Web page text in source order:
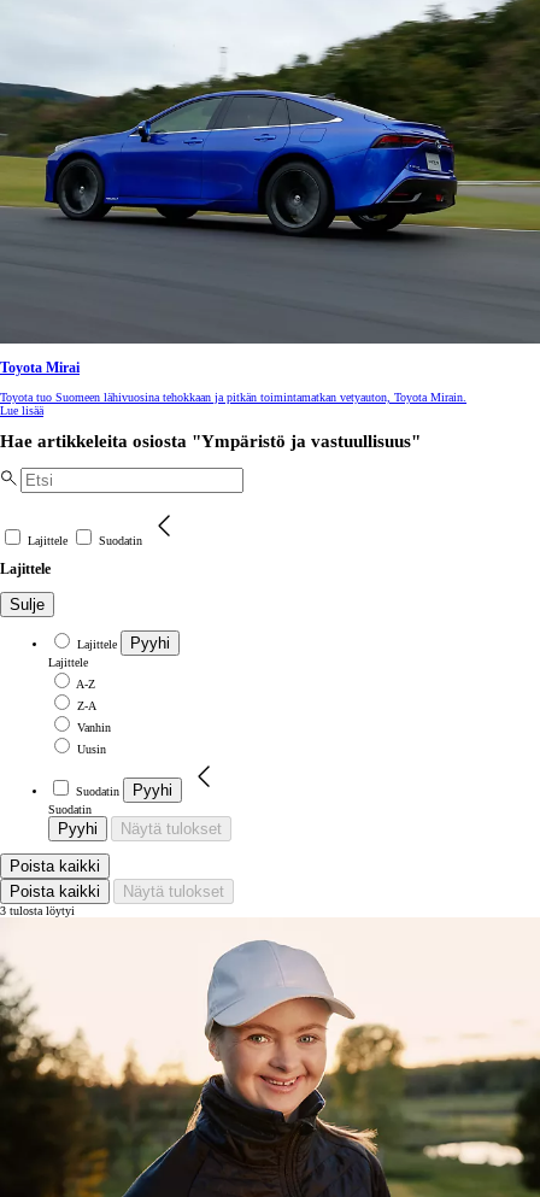
Toyota Mirai
Toyota tuo Suomeen lähivuosina tehokkaan ja pitkän toimintamatkan vetyauton, Toyota Mirain.
Lue lisää
Hae artikkeleita osiosta "Ympäristö ja vastuullisuus"
Lajittele Suodatin
Lajittele
Sulje
Lajittele Pyyhi
Lajittele
A-Z
Z-A
Vanhin
Uusin
Suodatin Pyyhi
Suodatin
Pyyhi Näytä tulokset
Poista kaikki
Poista kaikki
Näytä tulokset
3 tulosta löytyi